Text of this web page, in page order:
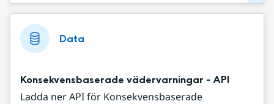
Data
Konsekvensbaserade vädervarningar - API
Ladda ner API för Konsekvensbaserade